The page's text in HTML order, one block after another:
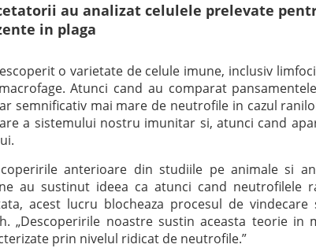
au analizat celulele prelevate
in plaga
o varietate de celule imune, inclusiv
Atunci cand au comparat
semnificativ mai mare de neutrofile in cazul
a sistemului nostru imunitar si, atunci cand
anterioare din studiile pe animale si
au sustinut ideea ca atunci cand
acest lucru blocheaza procesul de
„Descoperirile noastre sustin aceasta teorie
prin nivelul ridicat de neutrofile.”